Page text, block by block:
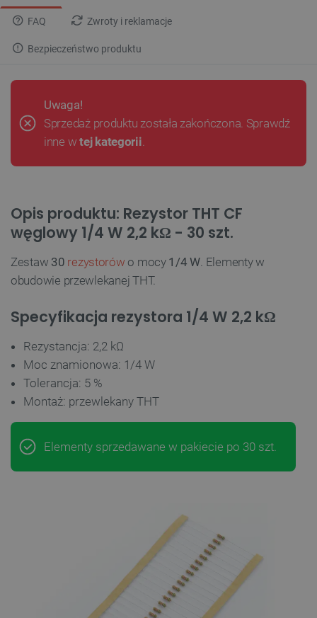
FAQ Zwroty i reklamacje
Bezpieczeństwo produktu
Uwaga!
Sprzedaż produktu została zakończona. Sprawdź
inne wtej kategorii.
Opis produktu: Rezystor THT CF
węglowy 1/4 W 2,2 kΩ - 30 szt.
Zestaw 30 rezystorów o mocy 1/4 W. Elementy w
obudowie przewlekanej THT.
Specyfikacja rezystora 1/4 W 2,2 kΩ
Rezystancja: 2,2 kΩ
Moc znamionowa: 1/4 W
Tolerancja: 5 %
Montaż: przewlekany THT
Elementy sprzedawane w pakiecie po 30 szt.